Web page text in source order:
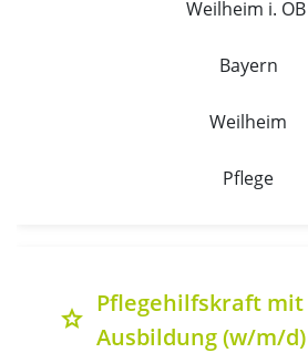
Weilheim i. OB
Bayern
Weilheim
Pflege
grade
Pflegehilfskraft
Ausbildung (w/m/d)